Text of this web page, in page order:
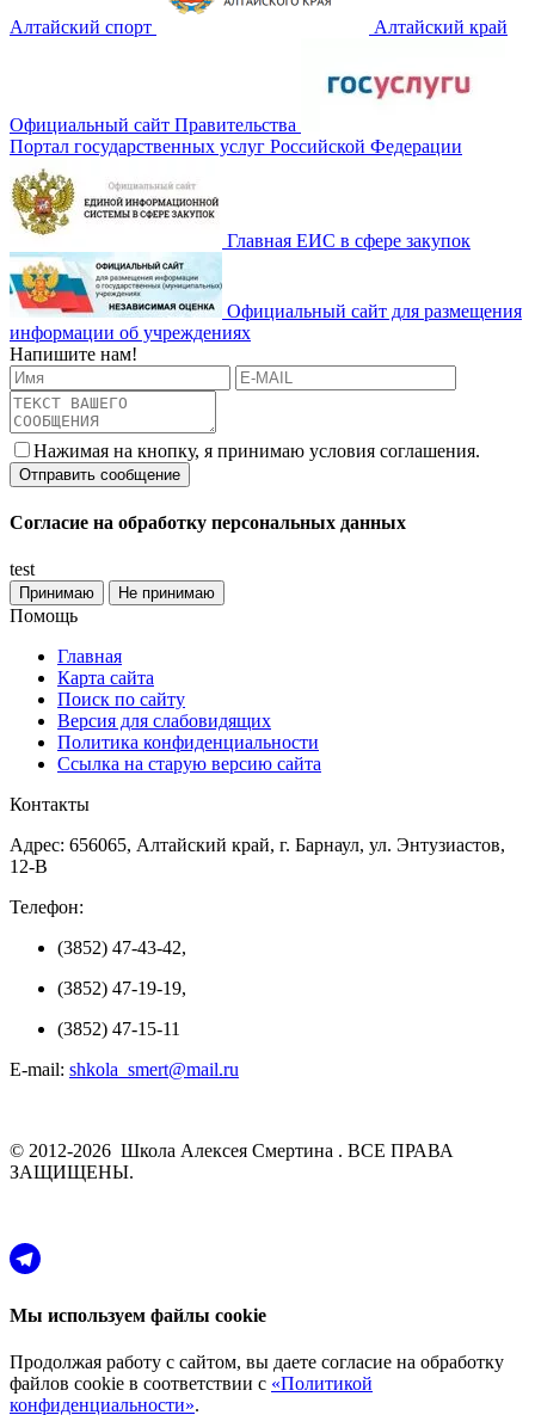
Алтайский спорт Алтайский край
Официальный сайт Правительства
Портал государственных услуг Российской Федерации
Главная ЕИС в сфере закупок
Официальный сайт для размещения
информации об учреждениях
Напишите нам!
Нажимая на кнопку, я принимаю условия соглашения.
Согласие на обработку персональных данных
test
Принимаю Не принимаю
Помощь
Главная
Карта сайта
Поиск по сайту
Версия для слабовидящих
Политика конфиденциальности
Ссылка на старую версию сайта
Контакты
Адрес: 656065, Алтайский край, г. Барнаул, ул. Энтузиастов,
12-В
Телефон:
(3852) 47-43-42,
(3852) 47-19-19,
(3852) 47-15-11
E-mail: shkola_smert@mail.ru
© 2012-2026 Школа Алексея Смертина . ВСЕ ПРАВА
ЗАЩИЩЕНЫ.
Мы используем файлы cookie
Продолжая работу с сайтом, вы даете согласие на обработку
файлов cookie в соответствии с «Политикой
конфиденциальности».